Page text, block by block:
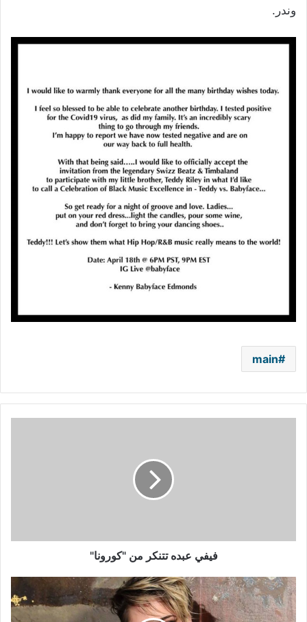
وندر.
main
فيفي عبده تتنكر من "كورونا"
كريستين
ستيوارت:
أطفأت